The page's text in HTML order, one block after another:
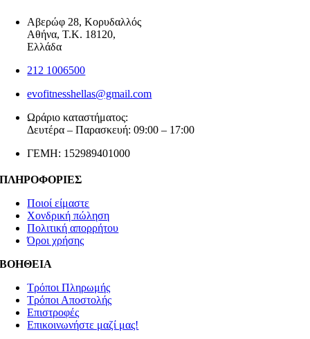
Αβερώφ 28, Κορυδαλλός
Αθήνα, Τ.Κ. 18120,
Ελλάδα
212 1006500
evofitnesshellas@gmail.com
Ωράριο καταστήματος:
Δευτέρα – Παρασκευή: 09:00 – 17:00
ΓΕΜΗ: 152989401000
ΠΛΗΡΟΦΟΡΙΕΣ
Ποιοί είμαστε
Χονδρική πώληση
Πολιτική απορρήτου
Όροι χρήσης
ΒΟΗΘΕΙΑ
Τρόποι Πληρωμής
Τρόποι Αποστολής
Επιστροφές
Επικοινωνήστε μαζί μας!